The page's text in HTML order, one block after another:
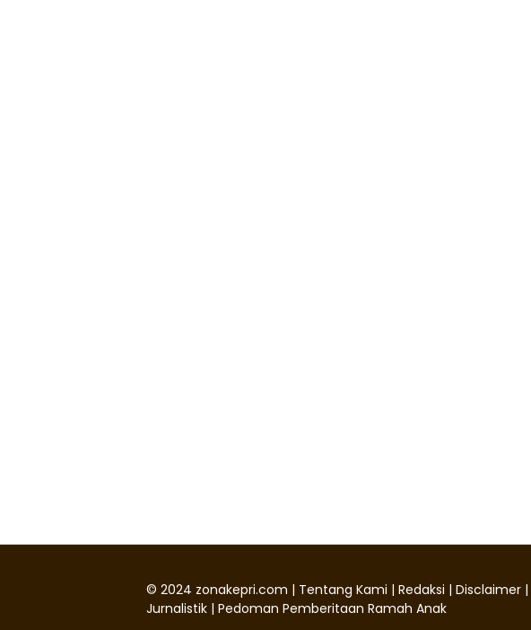
© 2024 zonakepri.com | Tentang Kami | Redaksi | Disclaimer |
Jurnalistik | Pedoman Pemberitaan Ramah Anak